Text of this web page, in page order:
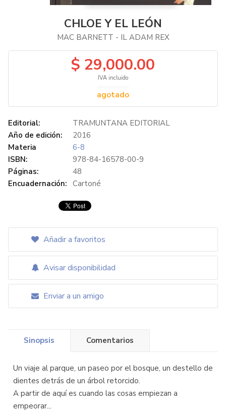
CHLOE Y EL LEÓN
MAC BARNETT - IL ADAM REX
$ 29,000.00
IVA incluido
agotado
Editorial:
TRAMUNTANA EDITORIAL
Año de edición:
2016
Materia
6-8
ISBN:
978-84-16578-00-9
Páginas:
48
Encuadernación: Cartoné
Añadir a favoritos
Avisar disponibilidad
Enviar a un amigo
Sinopsis Comentarios
Un viaje al parque, un paseo por el bosque, un destello de
dientes detrás de un árbol retorcido.
A partir de aquí es cuando las cosas empiezan a
empeorar...